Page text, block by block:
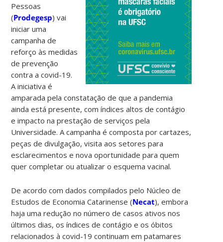
Pessoas
(Prodegesp) vai
iniciar uma
campanha de
reforço às medidas
de prevenção
contra a covid-19.
A iniciativa é
amparada pela constatação de que a pandemia
ainda está presente, com índices altos de contágio
e impacto na prestação de serviços pela
Universidade. A campanha é composta por cartazes,
peças de divulgação, visita aos setores para
esclarecimentos e nova oportunidade para quem
quer completar ou atualizar o esquema vacinal.
De acordo com dados compilados pelo Núcleo de
Estudos de Economia Catarinense (Necat), embora
haja uma redução no número de casos ativos nos
últimos dias, os índices de contágio e os óbitos
relacionados à covid-19 continuam em patamares